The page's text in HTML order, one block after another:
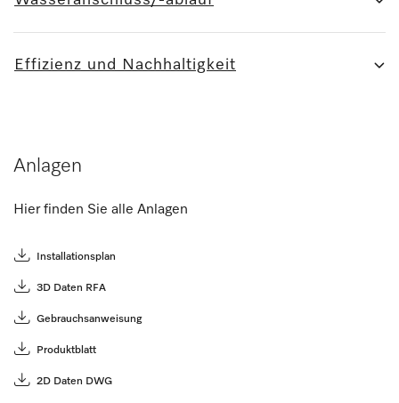
Effizienz und Nachhaltigkeit
Anlagen
Hier finden Sie alle Anlagen
Installationsplan
3D Daten RFA
Gebrauchsanweisung
Produktblatt
2D Daten DWG